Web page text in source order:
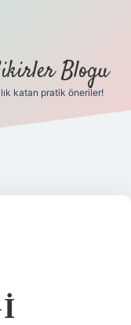
Blogu
katan pratik öneriler!